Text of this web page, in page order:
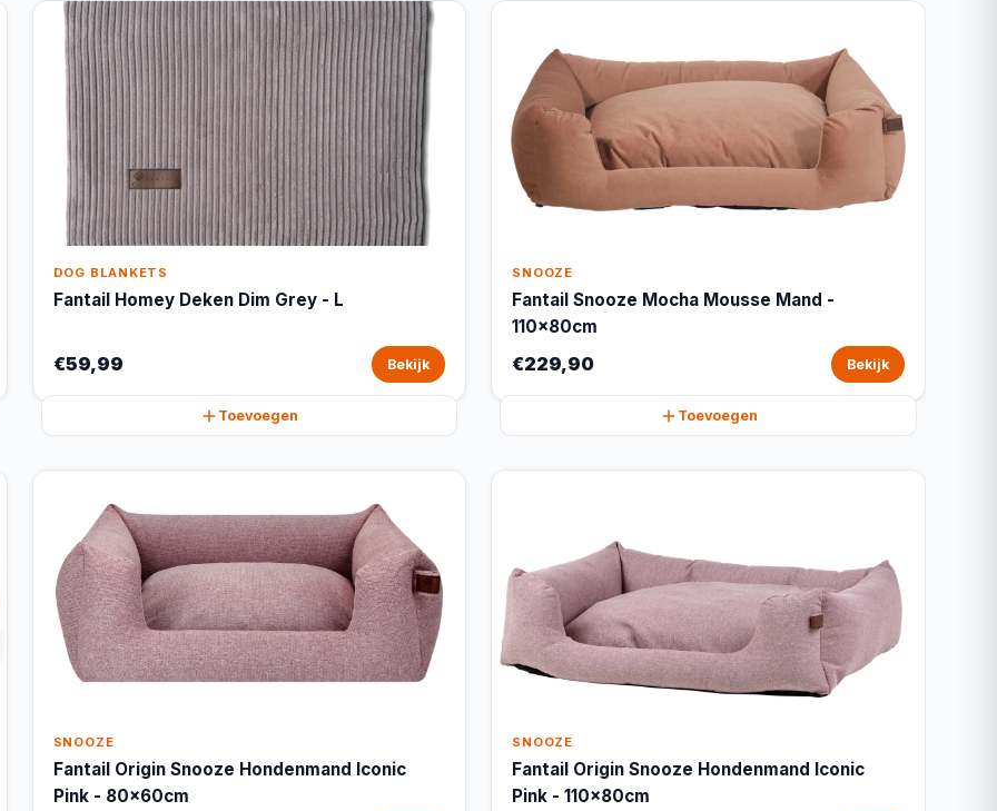
DOG BLANKETS
Fantail Homey Deken Dim Grey - L
€59,99 Bekijk
Toevoegen
SNOOZE
Fantail Snooze Mocha Mousse Mand -
110x80cm
€229,90 Bekijk
Toevoegen
SNOOZE
Fantail Origin Snooze Hondenmand Iconic
Pink - 80x60cm
SNOOZE
Fantail Origin Snooze Hondenmand Iconic
Pink - 110x80cm